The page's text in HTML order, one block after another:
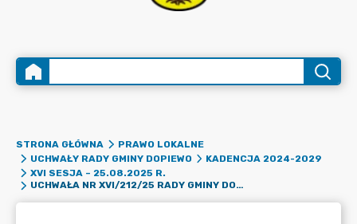
STRONA GŁÓWNA
PRAWO LOKALNE
UCHWAŁY RADY GMINY DOPIEWO
KADENCJA 2024-2029
XVI SESJA – 25.08.2025 R.
UCHWAŁA NR XVI/212/25 RADY GMINY DOPIEWO Z DNIA 25 SIERPNIA 2025 R. W SPRAWIE ZMIANY MIEJSCOWEGO PLANU ZAGOSPODAROWANIA PRZESTRZENNEGO TERENU W MIEJSCOWOŚCI DOPIEWIEC, W REJONIE ULIC KWIATOWEJ, AZALIOWEJ, ŻONKILOWEJ I LILAKOWEJ, GMINA DOPIEWO